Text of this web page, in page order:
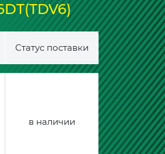
Статус поставки
в наличии